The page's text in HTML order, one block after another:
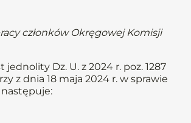
członków Okręgowej Komisji
Dz. U. z 2024 r. poz. 1287
z dnia 18 maja 2024 r. w sprawie